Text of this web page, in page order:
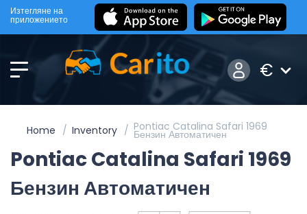
Изтегляне на
приложението
€
Home Inventory Pontiac Catalina Safari 1969
Бензин Автоматичен
Pontiac Catalina Safari 1969
Бензин Автоматичен